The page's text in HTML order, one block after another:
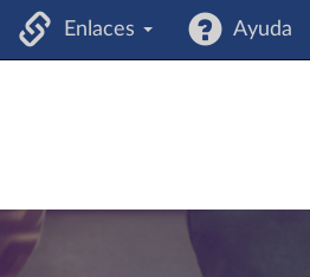
Enlaces Ayuda